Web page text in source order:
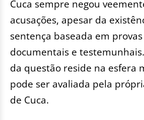
Cuca sempre negou
acusações, apesar da
sentença baseada em
documentais e
da questão reside na esfera
pode ser avaliada pela
de Cuca.